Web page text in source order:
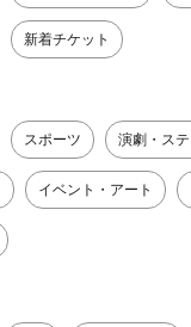
新着チケット
スポーツ 演劇・ス
イベント・アート